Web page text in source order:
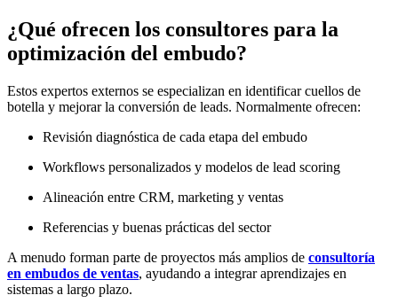
¿Qué ofrecen los consultores para la
optimización del embudo?
Estos expertos externos se especializan en identificar cuellos de
botella y mejorar la conversión de leads. Normalmente ofrecen:
Revisión diagnóstica de cada etapa del embudo
Workflows personalizados y modelos de lead scoring
Alineación entre CRM, marketing y ventas
Referencias y buenas prácticas del sector
A menudo forman parte de proyectos más amplios de consultoría
en embudos de ventas, ayudando a integrar aprendizajes en
sistemas a largo plazo.